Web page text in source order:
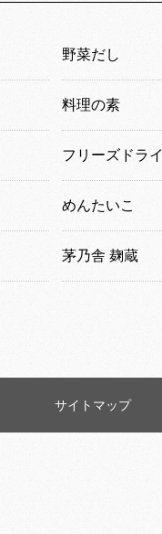
野菜だし
料理の素
フリーズドライ
めんたいこ
茅乃舎 麹蔵
サイトマップ